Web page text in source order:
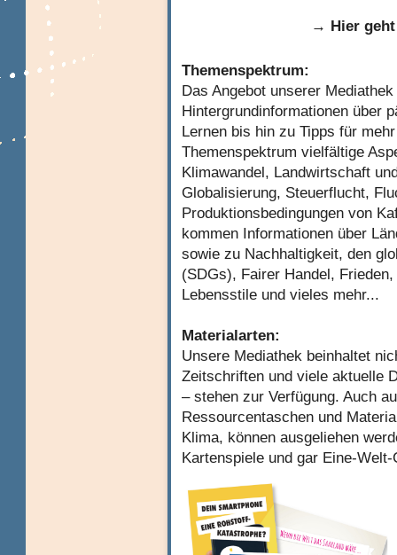
→ Hier
Themenspektrum:
Das Angebot unserer
Hintergrundinformationen über
Lernen bis hin zu Tipps für
Themenspektrum vielfältige
Klimawandel, Landwirtschaft
Globalisierung, Steuerflucht,
Produktionsbedingungen von
kommen Informationen über
sowie zu Nachhaltigkeit, den
(SDGs), Fairer Handel,
Lebensstile und vieles mehr...
Materialarten:
Unsere Mediathek beinhaltet
Zeitschriften und viele aktuelle
– stehen zur Verfügung. Auch
Ressourcentaschen und
Klima, können ausgeliehen
Kartenspiele und gar Eine-